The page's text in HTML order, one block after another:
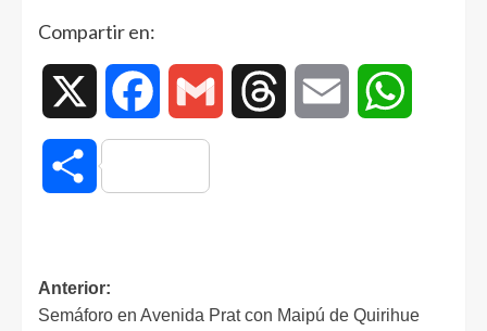
Compartir en:
Facebook Gmail Threads Email
Compartir
Anterior:
Semáforo en Avenida Prat con Maipú de Quirihue